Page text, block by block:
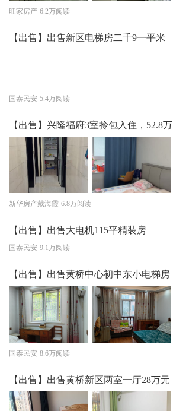
旺家房产 6.2万阅读
【出售】出售新区电梯房二千9一平米
国泰民安 5.4万阅读
【出售】兴隆福府3室拎包入住，52.8万
新华房产戴海霞 6.8万阅读
【出售】出售大电机115平精装房
国泰民安 9.1万阅读
【出售】出售黄桥中心初中东小电梯房
国泰民安 8.6万阅读
【出售】出售黄桥新区两室一厅28万元